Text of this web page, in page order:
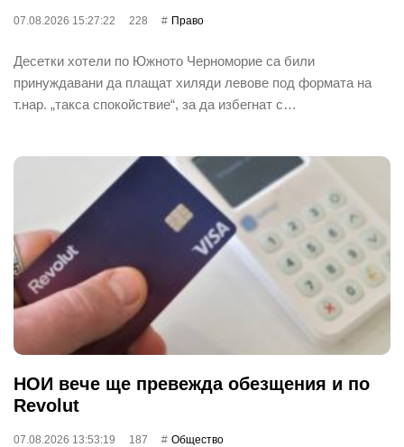
07.08.2026 15:27:22 228 Право
Десетки хотели по Южното Черноморие са били
принуждавани да плащат хиляди левове под формата на
т.нар. „такса спокойствие“, за да избегнат с…
НОИ вече ще превежда обезщения и по
Revolut
07.08.2026 13:53:19 187 Общество